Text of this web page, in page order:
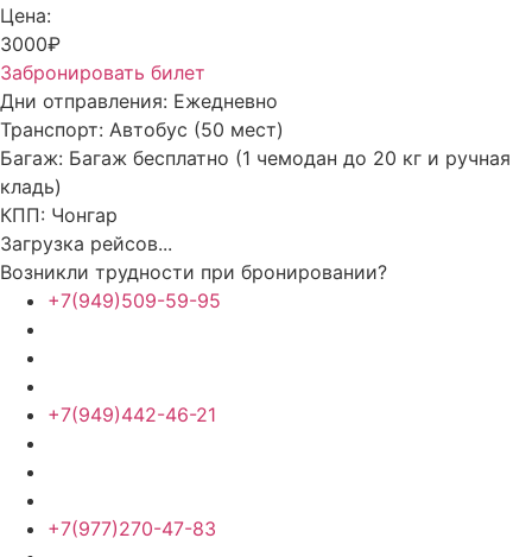
Цена:
3000₽
Забронировать билет
Дни отправления: Ежедневно
Транспорт: Автобус (50 мест)
Багаж: Багаж бесплатно (1 чемодан до 20 кг и ручная
кладь)
КПП: Чонгар
Загрузка рейсов...
Возникли трудности при бронировании?
+7(949)509-59-95
+7(949)442-46-21
+7(977)270-47-83